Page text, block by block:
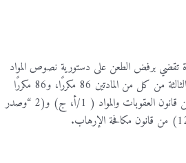
تقضي برفض الطعن على دستورية نصوص المواد
(86، و الفقرتين الثانية والثالثة من كل من المادتين 86 مكررًا، و86 مكررًا
“أ”، و88 مكررًا “ج”) من قانون العقوبات والمواد ( 1/أ، ج) و(2 “وصدر